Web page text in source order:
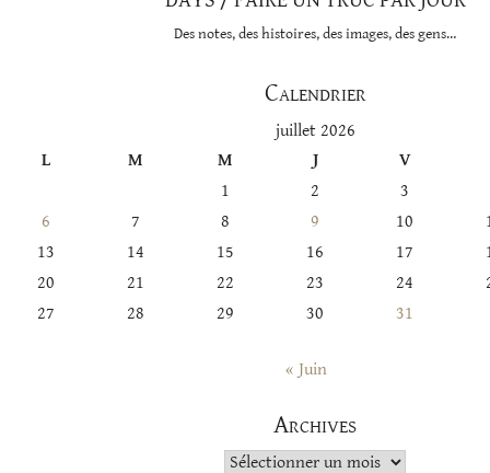
Des notes, des histoires, des images, des gens…
Calendrier
juillet 2026
L
M M J
V
1
2
3
6
7 8 9 10
13
14 15 16 17
20
21 22 23 24
27
28 29 30 31
« Juin
Archives
Archives